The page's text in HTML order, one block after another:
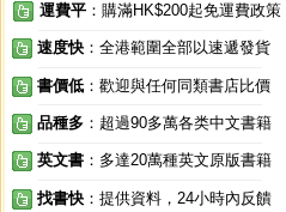
運費平 ：購滿HK$200起免運費政策
速度快 ：全港範圍全部以速遞發貨
書價低 ：歡迎與任何同類書店比價
品種多 ：超過90多萬各类中文書籍
英文書 ：多達20萬種英文原版書籍
找書快 ：提供資料，24小時內反饋